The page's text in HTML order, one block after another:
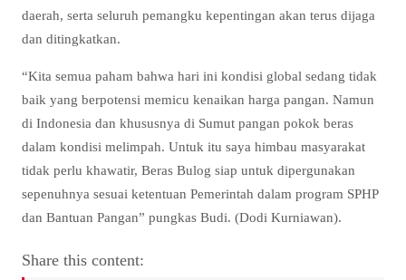
daerah, serta seluruh pemangku kepentingan akan terus dijaga
dan ditingkatkan.
“Kita semua paham bahwa hari ini kondisi global sedang tidak
baik yang berpotensi memicu kenaikan harga pangan. Namun
di Indonesia dan khususnya di Sumut pangan pokok beras
dalam kondisi melimpah. Untuk itu saya himbau masyarakat
tidak perlu khawatir, Beras Bulog siap untuk dipergunakan
sepenuhnya sesuai ketentuan Pemerintah dalam program SPHP
dan Bantuan Pangan” pungkas Budi. (Dodi Kurniawan).
Share this content: